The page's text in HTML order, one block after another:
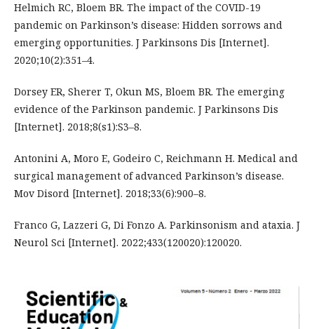
Helmich RC, Bloem BR. The impact of the COVID-19
pandemic on Parkinson’s disease: Hidden sorrows and
emerging opportunities. J Parkinsons Dis [Internet].
2020;10(2):351–4.
Dorsey ER, Sherer T, Okun MS, Bloem BR. The emerging
evidence of the Parkinson pandemic. J Parkinsons Dis
[Internet]. 2018;8(s1):S3–8.
Antonini A, Moro E, Godeiro C, Reichmann H. Medical and
surgical management of advanced Parkinson’s disease.
Mov Disord [Internet]. 2018;33(6):900–8.
Franco G, Lazzeri G, Di Fonzo A. Parkinsonism and ataxia. J
Neurol Sci [Internet]. 2022;433(120020):120020.